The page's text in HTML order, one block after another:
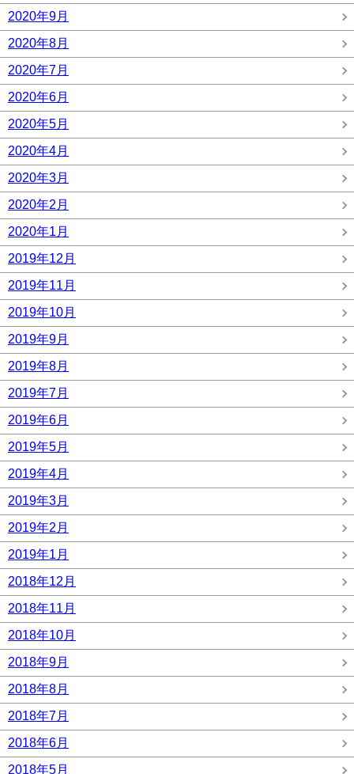
2020年9月
2020年8月
2020年7月
2020年6月
2020年5月
2020年4月
2020年3月
2020年2月
2020年1月
2019年12月
2019年11月
2019年10月
2019年9月
2019年8月
2019年7月
2019年6月
2019年5月
2019年4月
2019年3月
2019年2月
2019年1月
2018年12月
2018年11月
2018年10月
2018年9月
2018年8月
2018年7月
2018年6月
2018年5月